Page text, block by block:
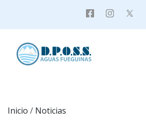
Inicio / Noticias